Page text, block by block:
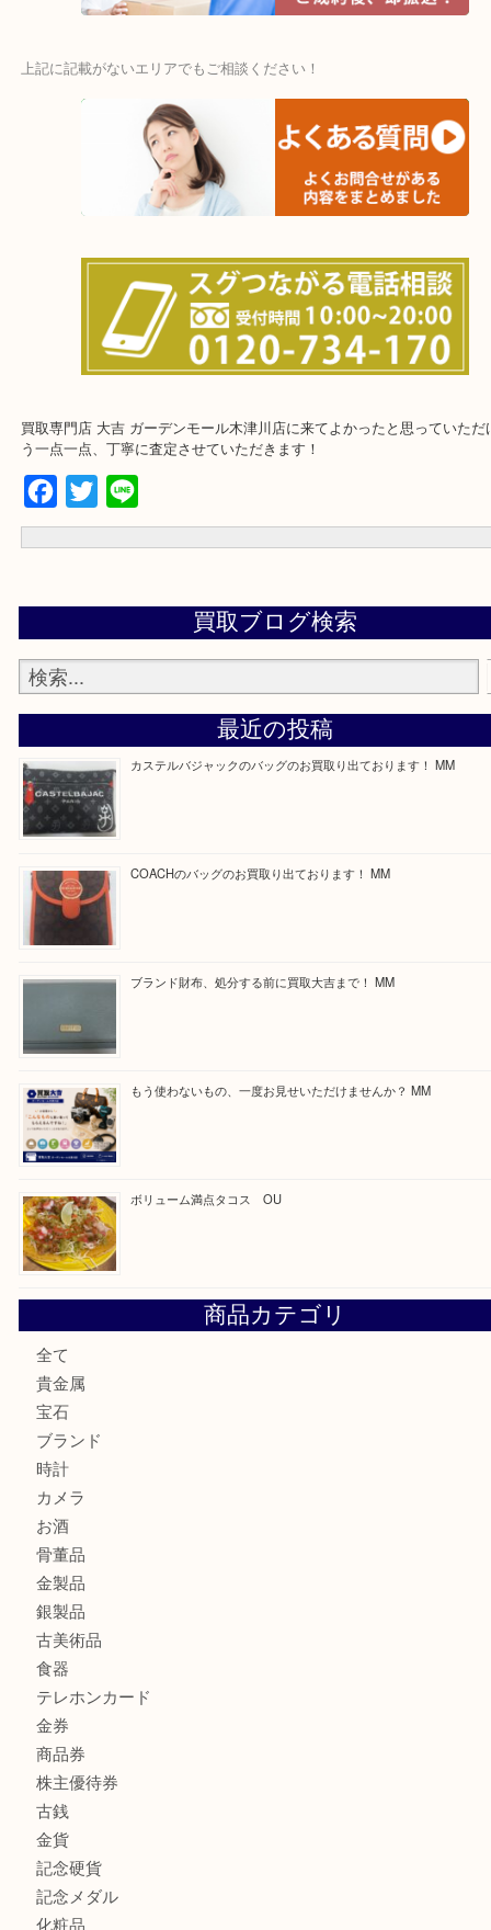
・宅配買取ページ
遅い時間しか家にいない方・商品点数が多い方にはピッタリ！
上記に記載がないエリアでもご相談ください！
買取専門店 大吉 ガーデンモール木津川店に来てよかったと思って
う一点一点、丁寧に査定させていただきます！
Facebook
TwitterLine
カステルバジャックのバッグのお買取り出ております！ MM
COACHのバッグのお買取り出ております！ MM
ブランド財布、処分する前に買取大吉まで！ MM
全て
貴金属
宝石
ブランド
時計
カメラ
お酒